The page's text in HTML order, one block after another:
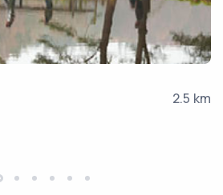
2.5 km